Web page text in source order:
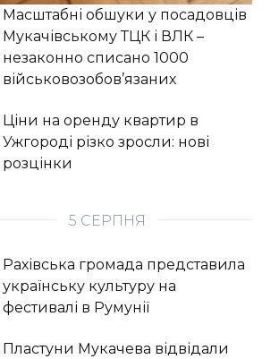
Масштабні обшуки у посадовців
Мукачівському ТЦК і ВЛК –
незаконно списано 1000
військовозобов’язаних
Ціни на оренду квартир в
Ужгороді різко зросли: нові
розцінки
5 СЕРПНЯ
Рахівська громада представила
українську культуру на
фестивалі в Румунії
Пластуни Мукачева відвідали